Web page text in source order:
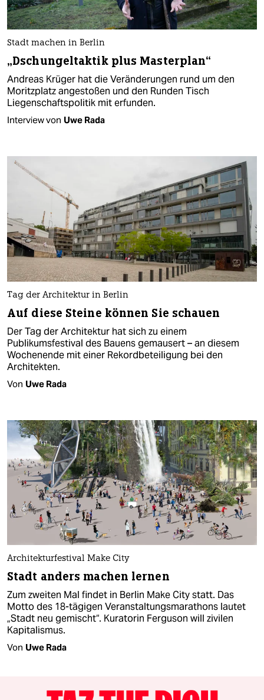
Stadt machen in Berlin
„Dschungeltaktik plus Masterplan“
Andreas Krüger hat die Veränderungen rund um den
Moritzplatz angestoßen und den Runden Tisch
Liegenschaftspolitik mit erfunden.
Interview von Uwe Rada
Tag der Architektur in Berlin
Auf diese Steine können Sie schauen
Der Tag der Architektur hat sich zu einem
Publikumsfestival des Bauens gemausert – an diesem
Wochenende mit einer Rekordbeteiligung bei den
Architekten.
Von Uwe Rada
Architekturfestival Make City
Stadt anders machen lernen
Zum zweiten Mal findet in Berlin Make City statt. Das
Motto des 18-tägigen Veranstaltungsmarathons lautet
„Stadt neu gemischt“. Kuratorin Ferguson will zivilen
Kapitalismus.
Von Uwe Rada